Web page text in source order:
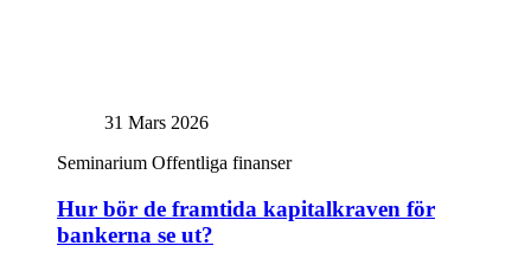
31 Mars 2026
Seminarium Offentliga finanser
Hur bör de framtida kapitalkraven för
bankerna se ut?